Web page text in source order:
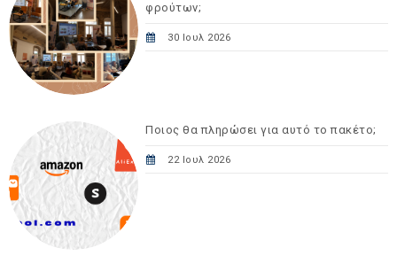
φρούτων;
30 Ιουλ 2026
Ποιος θα πληρώσει για αυτό το πακέτο;
22 Ιουλ 2026